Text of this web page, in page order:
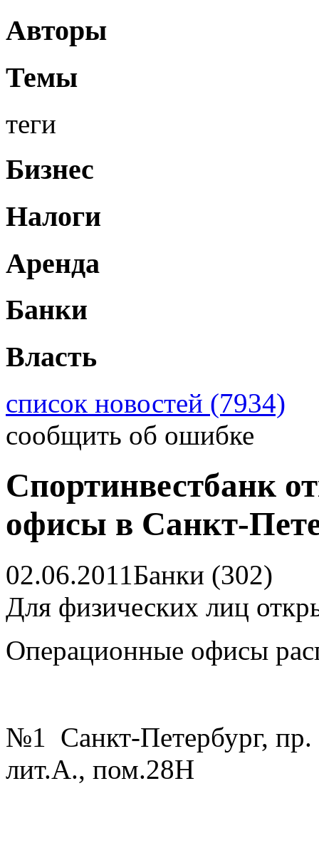
Авторы
Темы
теги
Бизнес
Налоги
Аренда
Банки
Власть
список новостей (7934)
сообщить об ошибке
Спортинвестбанк
офисы в Санкт-
02.06.2011Банки (302)
Для физических лиц
Операционные офисы
№1 Санкт-Петербург, пр.
лит.А., пом.28Н